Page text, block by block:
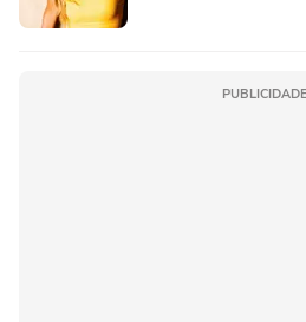
PUBLICIDADE